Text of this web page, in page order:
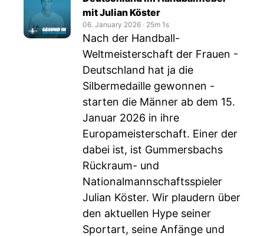
mit Julian Köster
06. January 2026 ‧ 25m 1s
Nach der Handball-
Weltmeisterschaft der Frauen -
Deutschland hat ja die
Silbermedaille gewonnen -
starten die Männer ab dem 15.
Januar 2026 in ihre
Europameisterschaft. Einer der
dabei ist, ist Gummersbachs
Rückraum- und
Nationalmannschaftsspieler
Julian Köster. Wir plaudern über
den aktuellen Hype seiner
Sportart, seine Anfänge und